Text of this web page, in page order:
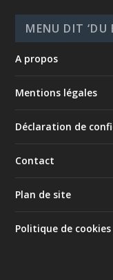
MENU DIT ‘DU
A propos
Mentions légales
Déclaration de
Contact
Plan de site
Politique de cookies